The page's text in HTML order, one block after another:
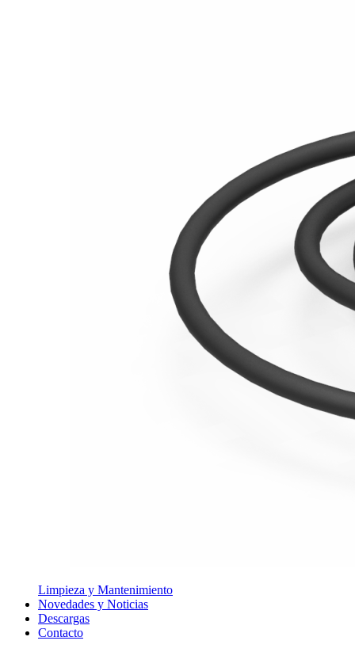
Limpieza y Mantenimiento
Novedades y Noticias
Descargas
Contacto